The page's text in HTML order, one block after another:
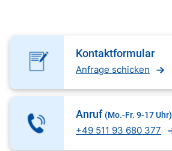
Kontaktformular
Anfrage schicken
Anruf (Mo.-Fr. 9-17 Uhr)
+49 511 93 680 377